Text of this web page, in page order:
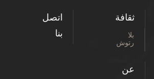
ثقافة
بلا
رتوش
عن
اتصل
بنا